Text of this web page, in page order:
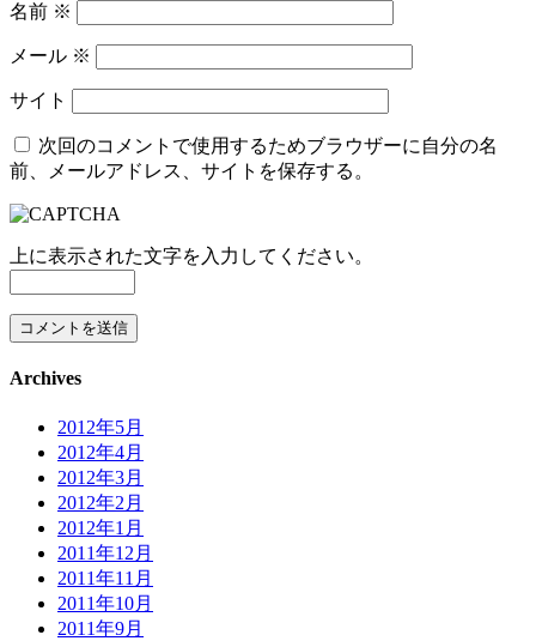
名前 ※
メール ※
サイト
次回のコメントで使用するためブラウザーに自分の名
前、メールアドレス、サイトを保存する。
上に表示された文字を入力してください。
Archives
2012年5月
2012年4月
2012年3月
2012年2月
2012年1月
2011年12月
2011年11月
2011年10月
2011年9月